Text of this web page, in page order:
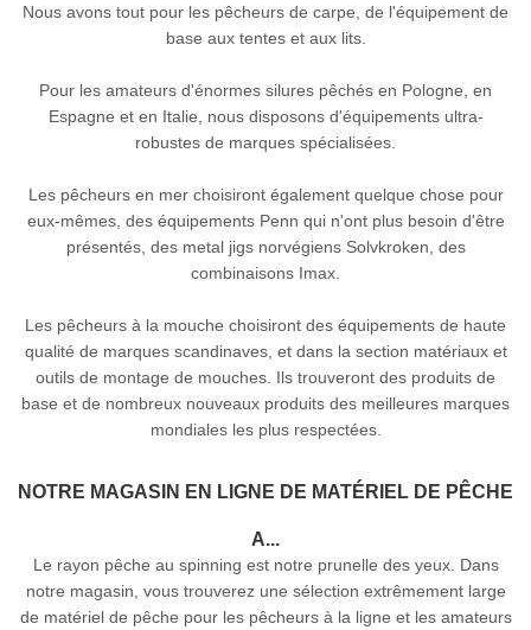
Nous avons tout pour les pêcheurs de carpe, de l'équipement de
base aux tentes et aux lits.
Pour les amateurs d'énormes silures pêchés en Pologne, en
Espagne et en Italie, nous disposons d'équipements ultra-
robustes de marques spécialisées.
Les pêcheurs en mer choisiront également quelque chose pour
eux-mêmes, des équipements Penn qui n'ont plus besoin d'être
présentés, des metal jigs norvégiens Solvkroken, des
combinaisons Imax.
Les pêcheurs à la mouche choisiront des équipements de haute
qualité de marques scandinaves, et dans la section matériaux et
outils de montage de mouches. Ils trouveront des produits de
base et de nombreux nouveaux produits des meilleures marques
mondiales les plus respectées.
NOTRE MAGASIN EN LIGNE DE MATÉRIEL DE PÊCHE
A...
Le rayon pêche au spinning est notre prunelle des yeux. Dans
notre magasin, vous trouverez une sélection extrêmement large
de matériel de pêche pour les pêcheurs à la ligne et les amateurs